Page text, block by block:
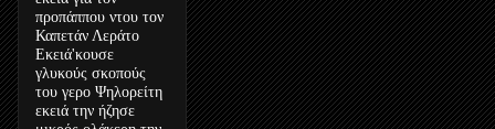
προπάππου ντου τον
Καπετάν Λεράτο
Εκειά'κουσε
γλυκούς σκοπούς
του γερο Ψηλορείτη
εκειά την ήζησε